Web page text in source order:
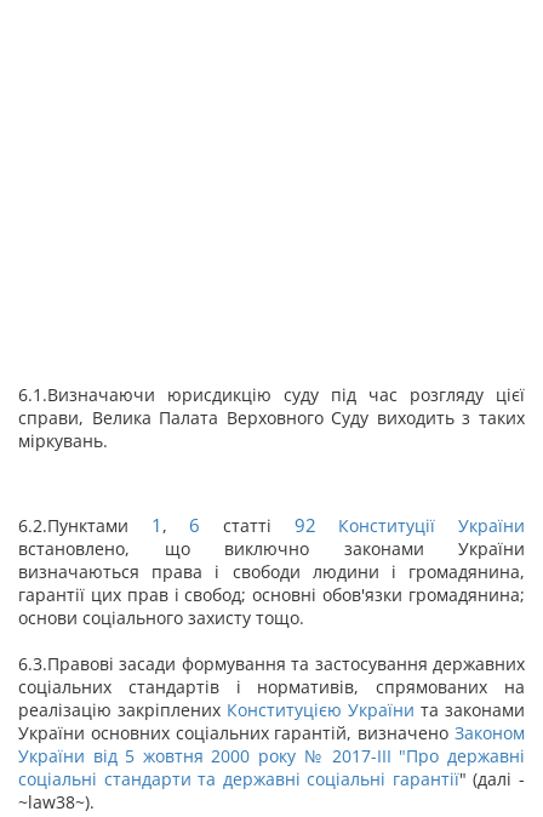
6.1.Визначаючи юрисдикцію суду під час розгляду цієї
справи, Велика Палата Верховного Суду виходить з таких
міркувань.
6.2.Пунктами 1 ,6 статті 92
Конституції України
встановлено, що виключно законами України
визначаються права і свободи людини і громадянина,
гарантії цих прав і свобод; основні обов'язки громадянина;
основи соціального захисту тощо.
6.3.Правові засади формування та застосування державних
соціальних стандартів і нормативів, спрямованих на
реалізацію закріплених Конституцією України та законами
України основних соціальних гарантій, визначено Законом
України від 5 жовтня 2000 року № 2017-III "Про державні
соціальні стандарти та державні соціальні гарантії" (далі -
~law38~).